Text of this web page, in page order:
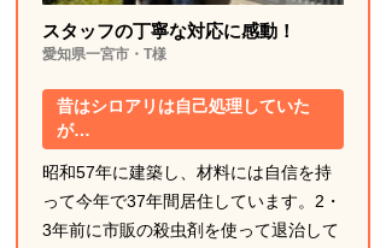
スタッフの丁寧な対応に感動！
愛知県一宮市・T様
昔はシロアリは自己処理していた
が…
昭和57年に建築し、材料には自信を持
って今年で37年間居住しています。2・
3年前に市販の殺虫剤を使って退治して